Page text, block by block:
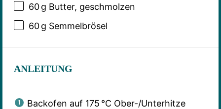
60g Butter, geschmolzen
60g Semmelbrösel
ANLEITUNG
Backofen auf 175 °C Ober-/Unterhitze